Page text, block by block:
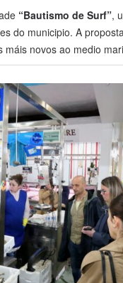
“Bautismo de Surf”,
do municipio. A
máis novos ao medio